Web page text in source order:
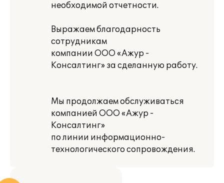
необходимой отчетности.
Выражаем благодарность
сотрудникам
компании ООО «Ажур -
Консалтинг» за сделанную работу.
Мы продолжаем обслуживаться
компанией ООО «Ажур -
Консалтинг»
по линии информационно-
технологического сопровождения.